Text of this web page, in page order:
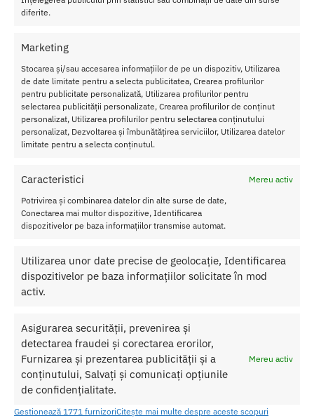
diferite.
Marketing
Stocarea și/sau accesarea informațiilor de pe un dispozitiv, Utilizarea
de date limitate pentru a selecta publicitatea, Crearea profilurilor
pentru publicitate personalizată, Utilizarea profilurilor pentru
selectarea publicității personalizate, Crearea profilurilor de conținut
personalizat, Utilizarea profilurilor pentru selectarea conținutului
personalizat, Dezvoltarea și îmbunătățirea serviciilor, Utilizarea datelor
limitate pentru a selecta conținutul.
Caracteristici
Mereu activ
Potrivirea și combinarea datelor din alte surse de date,
Conectarea mai multor dispozitive, Identificarea
dispozitivelor pe baza informațiilor transmise automat.
Utilizarea unor date precise de geolocație, Identificarea
dispozitivelor pe baza informațiilor solicitate în mod
activ.
Asigurarea securității, prevenirea și
detectarea fraudei și corectarea erorilor,
Furnizarea și prezentarea publicității și a
conținutului, Salvați și comunicați opțiunile
de confidențialitate.
Mereu activ
Gestionează 1771 furnizoriCitește mai multe despre aceste scopuri
energia fizica.
Ghimbir:
Seminte de susan:
sanatatea sexuala.
Alune de padure:Ofera antioxidanti si sustine metabolismul
energetic.
Cacao de calitate premium:Pentru un gust delicios si un efect
revitalizant.
Lecitina din soia:Sustine echilibrul hormonal si sanatatea
sistemului reproducator.
Cum se consuma Ciocolata Afrodisiaca Diblong pentru
Barbati?